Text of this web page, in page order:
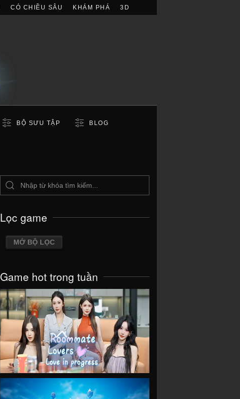
CÓ CHIỀU SÂU KHÁM PHÁ 3D
BỘ SƯU TẬP BLOG
Lọc game
MỞ BỘ LỌC
Game hot trong tuần
VIEW